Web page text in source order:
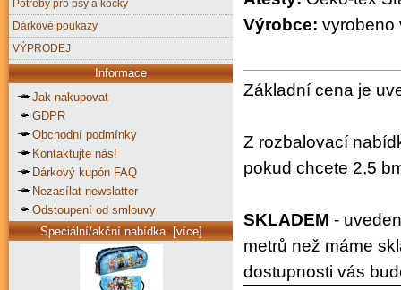
Výrobce: vyrobeno
Základní cena je
Z rozbalovací
pokud chcete 2,5
SKLADEM -
metrů než máme
dostupnosti vás
Potřeby pro psy a kočky
Dárkové poukazy
VÝPRODEJ
Informace
Jak nakupovat
GDPR
Obchodní podmínky
Kontaktujte nás!
Dárkový kupón FAQ
Nezasílat newslatter
Odstoupení od smlouvy
Speciální/akční nabídka [více]